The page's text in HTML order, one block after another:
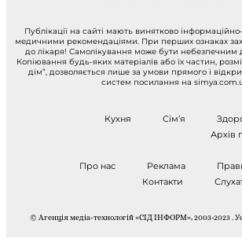
Публікації на сайті мають винятково
медичними рекомендаціями. При перших ознаках
до лікаря! Самолікування може бути небезпечним
Копіювання будь-яких матеріалів або їх частин,
дім”, дозволяється лише за умови прямого і
систем посилання на
Кухня Сім’я
Архів
Про нас Реклама
Контакти
© Агенція медіа-технологій «СІД ІНФОРМ», 2003-2023 .